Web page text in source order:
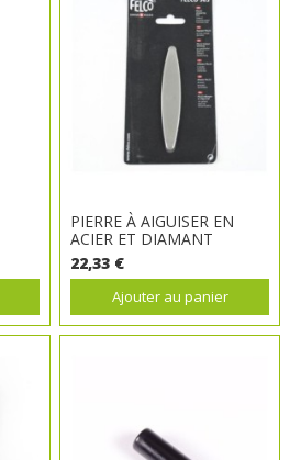
PIERRE À AIGUISER EN
ACIER ET DIAMANT
22,33 €
Ajouter au panier